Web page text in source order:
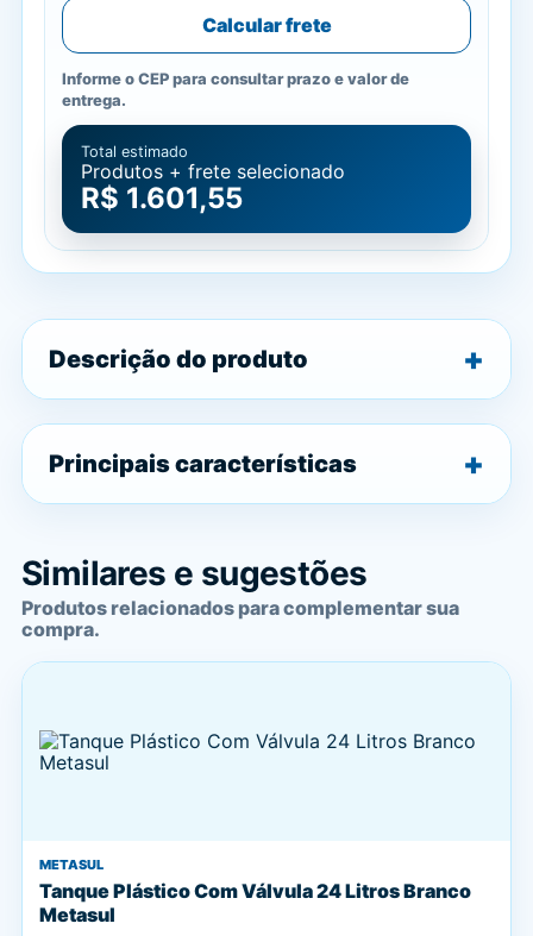
Calcular frete
Informe o CEP para consultar prazo e valor de
entrega.
Total estimado
Produtos + frete selecionado
R$ 1.601,55
Descrição do produto
Principais características
Similares e sugestões
Produtos relacionados para complementar sua
compra.
METASUL
Tanque Plástico Com Válvula 24 Litros Branco
Metasul